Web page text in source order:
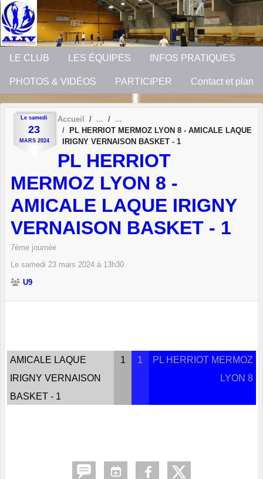
LE CLUB LES ÉQUIPES INFOS PRATIQUES
PHOTOS & VIDÉOS PARTICIPER Contact et plan
Le samedi
23
MARS 2024
Accueil
PL HERRIOT MERMOZ LYON 8 - AMICALE LAQUE
IRIGNY VERNAISON BASKET - 1
PL HERRIOT
MERMOZ LYON 8 -
AMICALE LAQUE IRIGNY
VERNAISON BASKET - 1
7ème journée
Le samedi 23 mars 2024 à 13h30
U9
AMICALE LAQUE
IRIGNY VERNAISON
BASKET - 1
1 1
PL HERRIOT MERMOZ
LYON 8
Panneau de gestion des cookies